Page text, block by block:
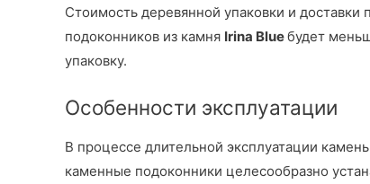
Стоимость деревянной упаковки и
подоконников из камня Irina Blueбудет
упаковку.
Особенности эксплуатации
В процессе длительной эксплуатации
каменные подоконники целесообразно